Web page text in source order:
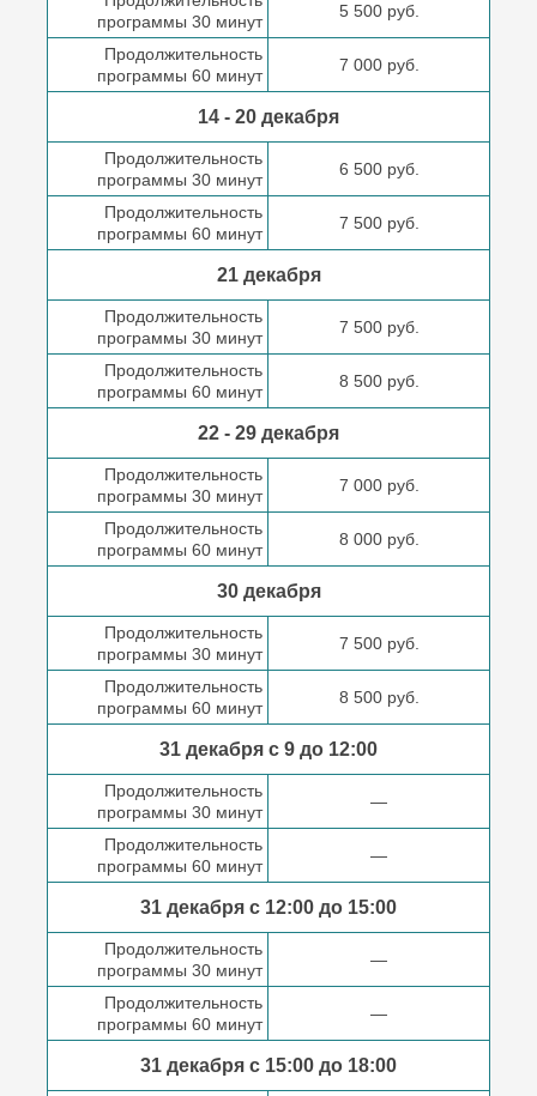
программы 30 минут
5 500 руб.
Продолжительность
программы 60 минут
7 000 руб.
14 - 20 декабря
Продолжительность
программы 30 минут
6 500 руб.
Продолжительность
программы 60 минут
7 500 руб.
21 декабря
Продолжительность
программы 30 минут
7 500 руб.
Продолжительность
программы 60 минут
8 500 руб.
22 - 29 декабря
Продолжительность
программы 30 минут
7 000 руб.
Продолжительность
программы 60 минут
8 000 руб.
30 декабря
Продолжительность
программы 30 минут
7 500 руб.
Продолжительность
программы 60 минут
8 500 руб.
31 декабря с 9 до 12:00
Продолжительность
программы 30 минут
—
Продолжительность
программы 60 минут
—
31 декабря с 12:00 до 15:00
Продолжительность
программы 30 минут
—
Продолжительность
программы 60 минут
—
31 декабря с 15:00 до 18:00